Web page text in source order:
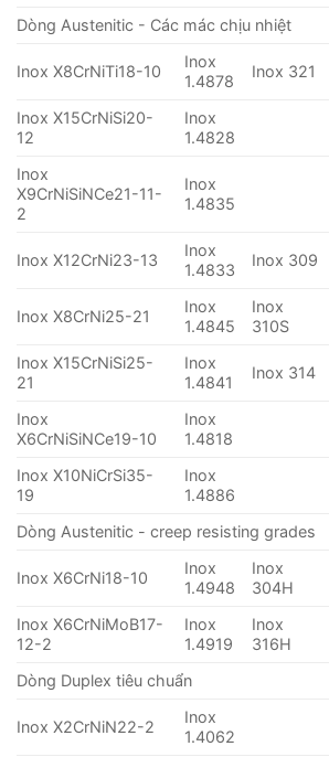
Dòng Austenitic - Các mác chịu nhiệt
Inox X8CrNiTi18-10
Inox
1.4878
Inox 321
Inox X15CrNiSi20-
12
Inox
1.4828
Inox
X9CrNiSiNCe21-11-
2
Inox
1.4835
Inox X12CrNi23-13
Inox
1.4833
Inox 309
Inox X8CrNi25-21
Inox
1.4845
Inox
310S
Inox X15CrNiSi25-
21
Inox
1.4841
Inox 314
Inox
X6CrNiSiNCe19-10
Inox
1.4818
Inox X10NiCrSi35-
19
Inox
1.4886
Dòng Austenitic - creep resisting grades
Inox X6CrNi18-10
Inox
1.4948
Inox
304H
Inox X6CrNiMoB17-
12-2
Inox
1.4919
Inox
316H
Dòng Duplex tiêu chuẩn
Inox X2CrNiN22-2
Inox
1.4062